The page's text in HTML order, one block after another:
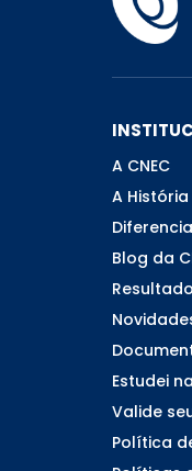
A CNEC
A História
Blog da
Estudei
Valide
Política